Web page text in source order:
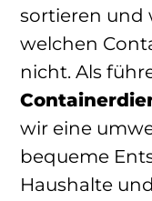
sortieren und
welchen
nicht. Als
wir eine
bequeme
Haushalte